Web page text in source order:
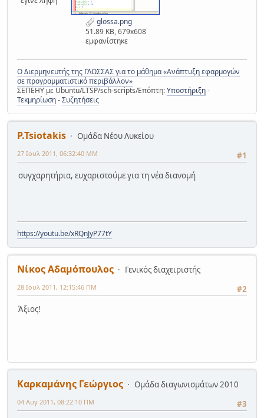
glossa.png
51.89 KB, 679x608
εμφανίστηκε
Ο Διερμηνευτής της ΓΛΩΣΣΑΣ για το μάθημα «Ανάπτυξη εφαρμογών
σε προγραμματιστικό περιβάλλον»
ΣΕΠΕΗΥ με Ubuntu/LTSP/sch-scripts/Επόπτη:Υποστήριξη-
Τεκμηρίωση-Συζητήσεις
P.Tsiotakis
Ομάδα Νέου Λυκείου
#1
27 Ιουλ 2011, 06:32:40 ΜΜ
συγχαρητήρια, ευχαριστούμε για τη νέα διανομή
https://youtu.be/xRQnJyP77tY
Νίκος Αδαμόπουλος
Γενικός διαχειριστής
#2
28 Ιουλ 2011, 12:15:46 ΠΜ
Άξιος!
Καρκαμάνης Γεώργιος
Ομάδα διαγωνισμάτων 2010
#3
04 Αυγ 2011, 08:22:10 ΠΜ